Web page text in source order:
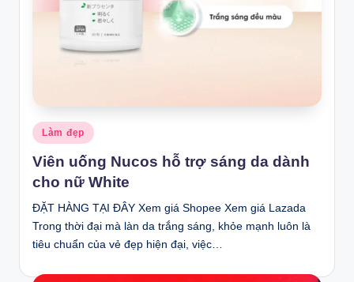
Posted
in
Làm đẹp
Viên uống Nucos hỗ trợ sáng da dành
cho nữ White
ĐẶT HÀNG TẠI ĐÂY Xem giá Shopee Xem giá Lazada
Trong thời đại mà làn da trắng sáng, khỏe mạnh luôn là
tiêu chuẩn của vẻ đẹp hiện đại, việc…